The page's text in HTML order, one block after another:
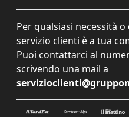
Per qualsiasi necessità
servizio clienti è a tua
Puoi contattarci al
scrivendo una mail a